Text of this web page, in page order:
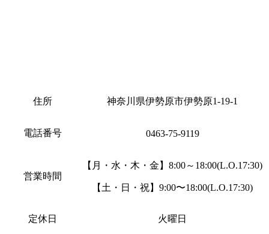
住所 神奈川県伊勢原市伊勢原1-19-1
電話番号 0463-75-9119
営業時間
【月・水・木・金】 8:00～18:00(L.O.17:30)
【土・日・祝】 9:00〜18:00(L.O.17:30)
定休日 火曜日